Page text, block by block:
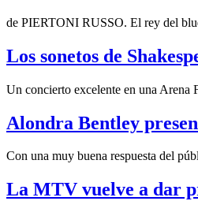
de PIERTONI RUSSO. El rey del
Los sonetos de
Un concierto excelente en una
Alondra Bentley
Con una muy buena respuesta del
La MTV vuelve a dar